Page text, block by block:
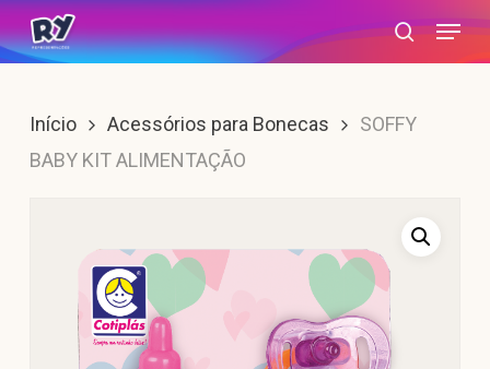
Skip
to
content
search
Menu
Início Acessórios para Bonecas
SOFFY
BABY KIT ALIMENTAÇÃO